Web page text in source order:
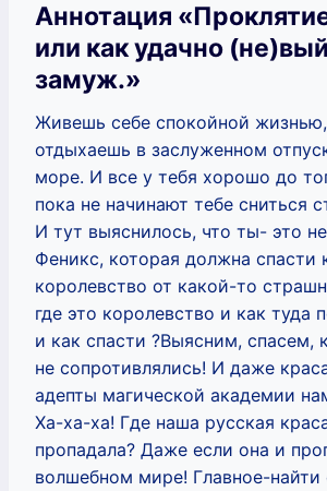
Аннотация
или как удачно
замуж.»
Живешь себе спокойной
отдыхаешь в заслуженном
море. И все у тебя хорошо до
пока не начинают тебе сниться
И тут выяснилось, что ты- это
Феникс, которая должна спасти
королевство от какой-то
где это королевство и как туда
и как спасти ?Выясним, спасем,
не сопротивлялись! И даже
адепты магической академии
Ха-ха-ха! Где наша русская
пропадала? Даже если она и
волшебном мире! Главное-найти